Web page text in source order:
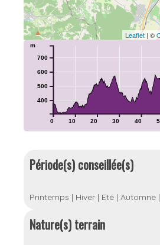
Leaflet | ©
0 10 20 30 40
400
500
600
700
m
Période(s) conseillée(s)
Printemps | Hiver | Eté | Automne |
Nature(s) terrain